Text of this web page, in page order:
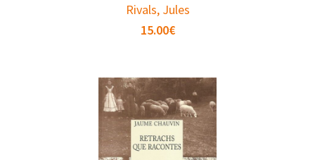
Rivals, Jules
15.00€